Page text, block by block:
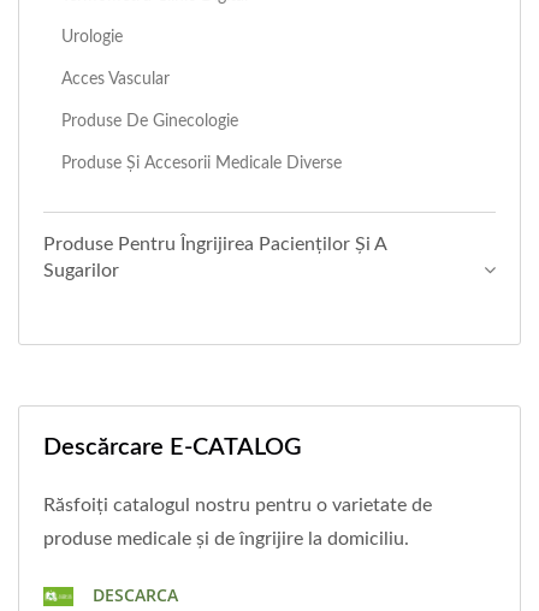
Urologie
Acces Vascular
Produse De Ginecologie
Produse Și Accesorii Medicale Diverse
Produse Pentru Îngrijirea Pacienților Și A
Sugarilor
Descărcare E-CATALOG
Răsfoiți catalogul nostru pentru o varietate de
produse medicale și de îngrijire la domiciliu.
DESCARCA